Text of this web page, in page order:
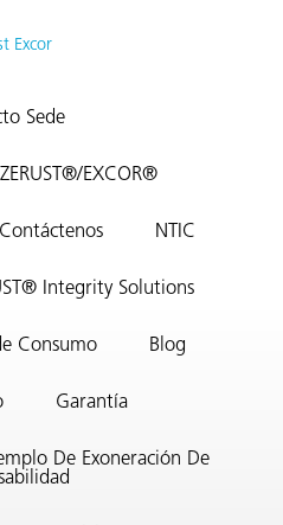
Sede
EXCOR®
Contáctenos NTIC
Integrity Solutions
Consumo Blog
Garantía
De Exoneración De